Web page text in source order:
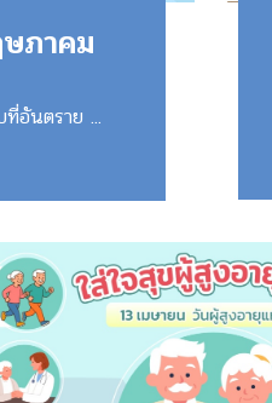
ภาคม
อันตราย ...